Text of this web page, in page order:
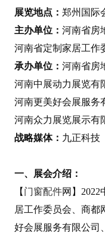
展览地点： 郑州国际
主办单位： 河南省房
河南省定制家居工作
承办单位： 河南省房
河南中展动力展览有
河南更美好会展服务
河南众力展览展示有
战略媒体： 九正科技
一、展会介绍：
【 门窗配件网】
居工作委员会、商都
好会展服务有限公司